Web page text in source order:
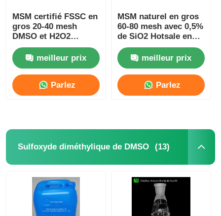
MSM certifié FSSC en
gros 20-40 mesh
DMSO et H2O2
oxydation et synthèse
MSM meilleur prix
Parlez
MSM naturel en gros
60-80 mesh avec 0,5%
de SiO2 Hotsale en
Europe
meilleur prix
Parlez
Sulfoxyde diméthylique de DMSO (13)